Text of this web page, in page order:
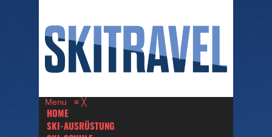
Menu ≡ ╳
HOME
SKI-AUSRÜSTUNG